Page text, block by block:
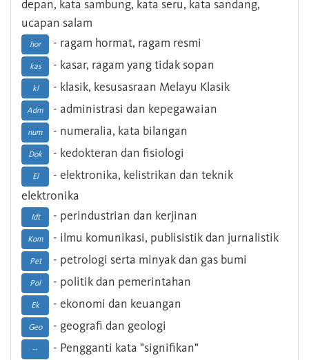
depan, kata sambung, kata seru, kata sandang,
ucapan salam
hor - ragam hormat, ragam resmi
kas - kasar, ragam yang tidak sopan
kl - klasik, kesusasraan Melayu Klasik
Adm - administrasi dan kepegawaian
num - numeralia, kata bilangan
Dok - kedokteran dan fisiologi
El
- elektronika, kelistrikan dan teknik
elektronika
Idt - perindustrian dan kerjinan
Kom - ilmu komunikasi, publisistik dan jurnalistik
Pet - petrologi serta minyak dan gas bumi
Pol - politik dan pemerintahan
Ek - ekonomi dan keuangan
Geo - geografi dan geologi
-- - Pengganti kata "signifikan"